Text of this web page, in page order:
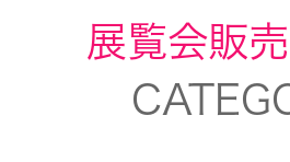
展覧会販